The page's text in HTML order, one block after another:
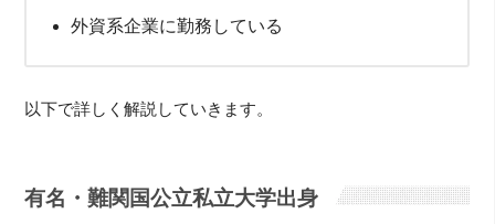
外資系企業に勤務している
以下で詳しく解説していきます。
有名・難関国公立私立大学出身